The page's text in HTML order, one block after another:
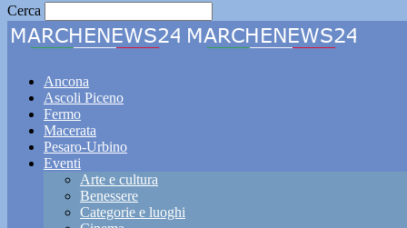
Cerca
Ancona
Ascoli Piceno
Fermo
Macerata
Pesaro-Urbino
Eventi
Arte e cultura
Benessere
Categorie e luoghi